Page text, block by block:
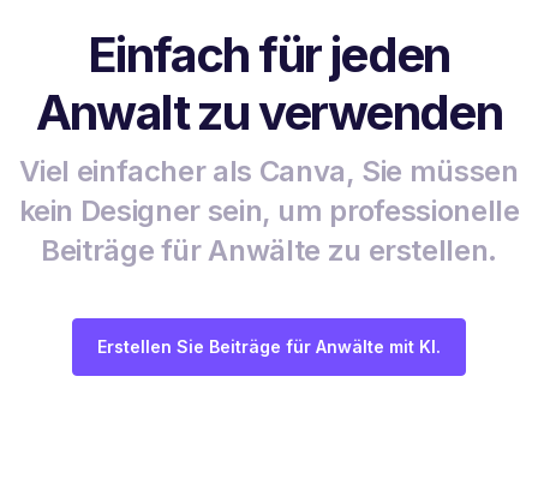
Einfach für jeden
Anwalt zu verwenden
Viel einfacher als Canva, Sie müssen
kein Designer sein, um professionelle
Beiträge für Anwälte zu erstellen.
Erstellen Sie Beiträge für Anwälte mit KI.